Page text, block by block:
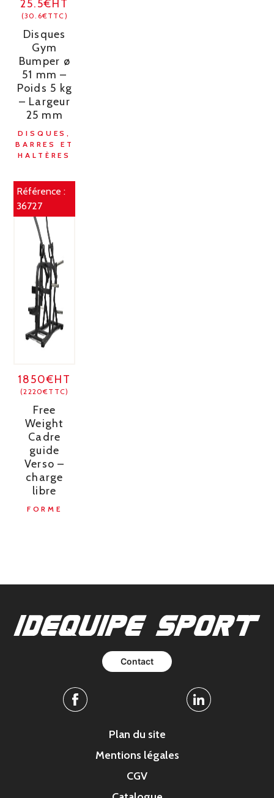
25.5€HT
(30.6€TTC)
Disques
Gym
Bumper ø
51 mm –
Poids 5 kg
– Largeur
25 mm
DISQUES,
BARRES ET
HALTÈRES
Référence :
36727
1850€HT
(2220€TTC)
Free
Weight
Cadre
guide
Verso –
charge
libre
FORME
Contact
Facebook Linkedin
Plan du site
Mentions légales
CGV